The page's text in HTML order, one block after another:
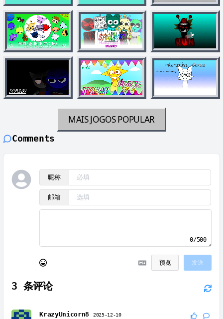
MAIS JOGOSPOPULAR
Comments
昵称
邮箱
0/500
预览 发送
3 条评论
KrazyUnicorn8 2025-12-10